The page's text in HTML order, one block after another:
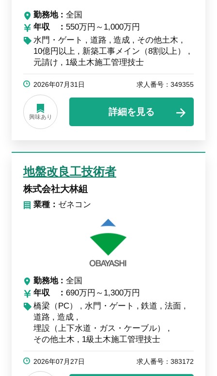
勤務地
全国
年収
550万円～1,000万円
水門・ゲート
道路 造成
その他土木
10億円以上
新築工事メイン（8割以上）
元請け
1級土木施工管理技士
2026年07月31日 求人番号：349355
興味あり
詳細を見る
地盤改良工技術者
株式会社大林組
業種： ゼネコン
勤務地
全国
年収
690万円～1,300万円
橋梁（PC）
水門・ゲート 鉄道
法面
道路
造成
埋設（上下水道・ガス・ケーブル）
その他土木
1級土木施工管理技士
2026年07月27日 求人番号：383172